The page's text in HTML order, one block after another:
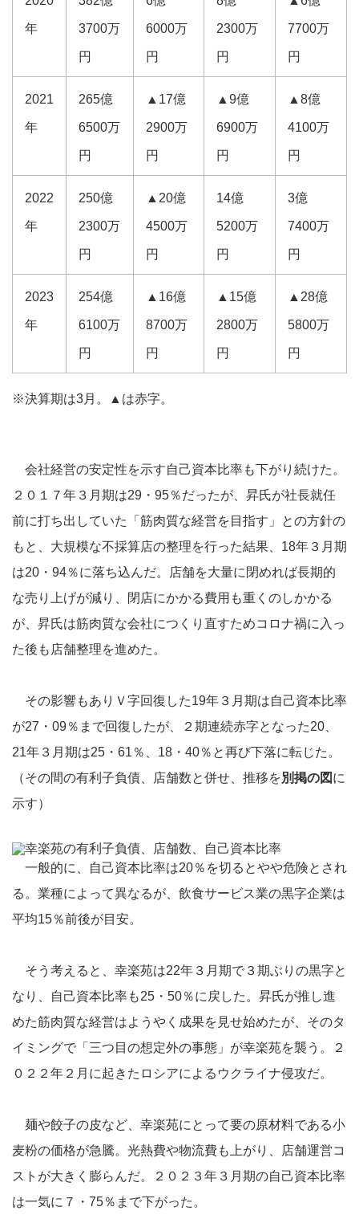
年 3700万
円
6000万
円
2300万
円
7700万
円
2021
年
265億
6500万
円
▲17億
2900万
円
▲9億
6900万
円
▲8億
4100万
円
2022
年
250億
2300万
円
▲20億
4500万
円
14億
5200万
円
3億
7400万
円
2023
年
254億
6100万
円
▲16億
8700万
円
▲15億
2800万
円
▲28億
5800万
円
※決算期は3月。▲は赤字。
会社経営の安定性を示す自己資本比率も下がり続けた。
２０１７年３月期は29・95％だったが、昇氏が社長就任
前に打ち出していた「筋肉質な経営を目指す」との方針の
もと、大規模な不採算店の整理を行った結果、18年３月期
は20・94％に落ち込んだ。店舗を大量に閉めれば長期的
な売り上げが減り、閉店にかかる費用も重くのしかかる
が、昇氏は筋肉質な会社につくり直すためコロナ禍に入っ
た後も店舗整理を進めた。
その影響もありＶ字回復した19年３月期は自己資本比率
が27・09％まで回復したが、２期連続赤字となった20、
21年３月期は25・61％、18・40％と再び下落に転じた。
（その間の有利子負債、店舗数と併せ、推移を別掲の図 に
示す）
一般的に、自己資本比率は20％を切るとやや危険とされ
る。業種によって異なるが、飲食サービス業の黒字企業は
平均15％前後が目安。
そう考えると、幸楽苑は22年３月期で３期ぶりの黒字と
なり、自己資本比率も25・50％に戻した。昇氏が推し進
めた筋肉質な経営はようやく成果を見せ始めたが、そのタ
イミングで「三つ目の想定外の事態」が幸楽苑を襲う。２
０２２年２月に起きたロシアによるウクライナ侵攻だ。
麺や餃子の皮など、幸楽苑にとって要の原材料である小
麦粉の価格が急騰。光熱費や物流費も上がり、店舗運営コ
ストが大きく膨らんだ。２０２３年３月期の自己資本比率
は一気に７・75％まで下がった。